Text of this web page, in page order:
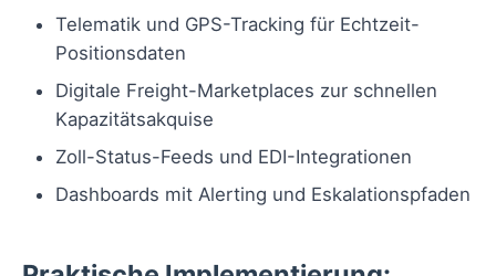
Telematik und GPS-Tracking für Echtzeit-
Positionsdaten
Digitale Freight-Marketplaces zur schnellen
Kapazitätsakquise
Zoll-Status-Feeds und EDI-Integrationen
Dashboards mit Alerting und Eskalationspfaden